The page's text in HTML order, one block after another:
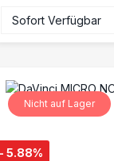
Nicht auf Lager
5.88%